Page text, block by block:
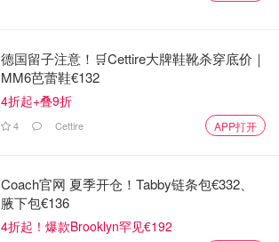
德国留子注意！🛒Cettire大牌鞋靴杀穿底价｜
MM6芭蕾鞋€132
4折起+叠9折
4 Cettire APP打开
Coach官网 夏季开仓！Tabby链条包€332、
腋下包€136
4折起！爆款Brooklyn罕见€192